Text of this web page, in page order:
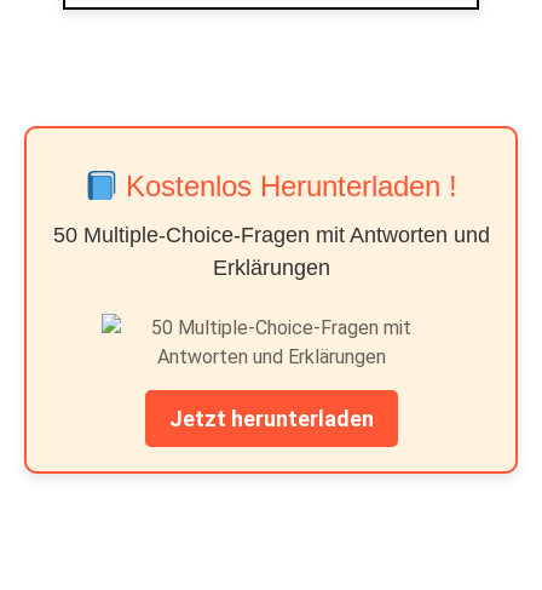
Kostenlos Herunterladen !
50 Multiple-Choice-Fragen mit Antworten und
Erklärungen
Jetzt herunterladen